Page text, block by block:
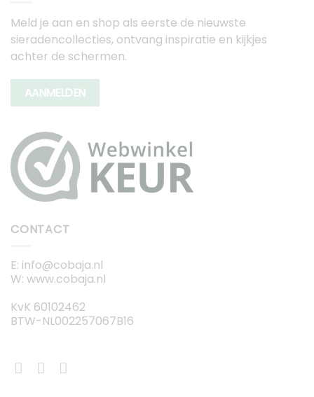
Meld je aan en shop als eerste de nieuwste
sieradencollecties, ontvang inspiratie en kijkjes
achter de schermen.
AANMELDEN
CONTACT
E: info@cobaja.nl
W: www.cobaja.nl
KvK 60102462
BTW-NL002257067B16